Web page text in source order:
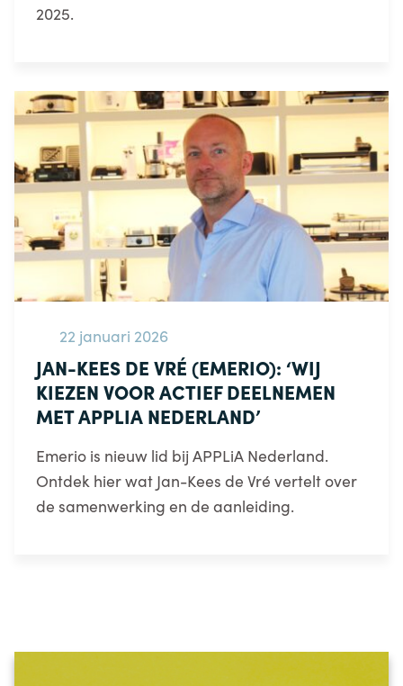
2025.
22 januari 2026
JAN-KEES DE VRÉ (EMERIO): ‘WIJ
KIEZEN VOOR ACTIEF DEELNEMEN
MET APPLIA NEDERLAND’
Emerio is nieuw lid bij APPLiA Nederland.
Ontdek hier wat Jan-Kees de Vré vertelt over
de samenwerking en de aanleiding.